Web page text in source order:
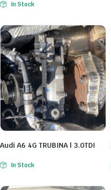
In Stock
Audi A6 4G TRUBINA | 3.0TDI
In Stock